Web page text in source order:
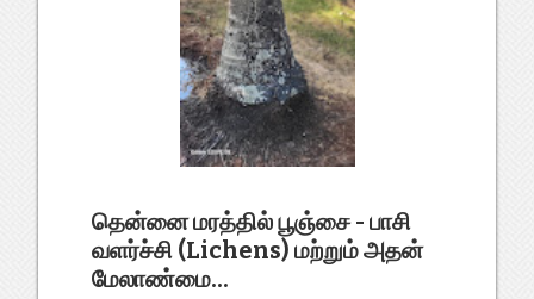
தென்னை மரத்தில் பூஞ்சை - பாசி
வளர்ச்சி (Lichens) மற்றும் அதன்
மேலாண்மை...